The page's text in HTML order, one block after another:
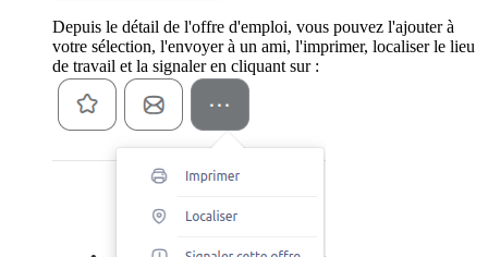
Depuis le détail de l'offre d'emploi, vous pouvez l'ajouter à
votre sélection, l'envoyer à un ami, l'imprimer, localiser le lieu
de travail et la signaler en cliquant sur :